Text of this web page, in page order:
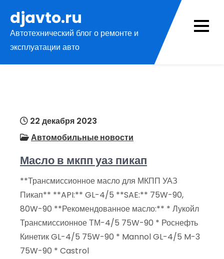
содержимому
djavto.ru
Автотехнический блог о ремонте и
эксплуатации авто
22 декабря 2023
Автомобильные новости
Масло в мкпп уаз пикап
**Трансмиссионное масло для МКПП УАЗ
Пикап** **API:** GL-4/5 **SAE:** 75W-90,
80W-90 **Рекомендованное масло:** * Лукойл
Трансмиссионное ТМ-4/5 75W-90 * Роснефть
Кинетик GL-4/5 75W-90 * Mannol GL-4/5 M-3
75W-90 * Castrol